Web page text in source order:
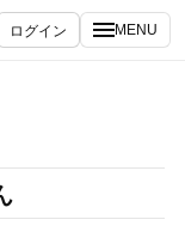
ログイン MENU